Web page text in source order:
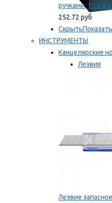
ручками, 15 х 8
252.72 руб
Скрыть
ИНСТРУМЕНТЫ
Канцелярские
Лезвия
Лезвие